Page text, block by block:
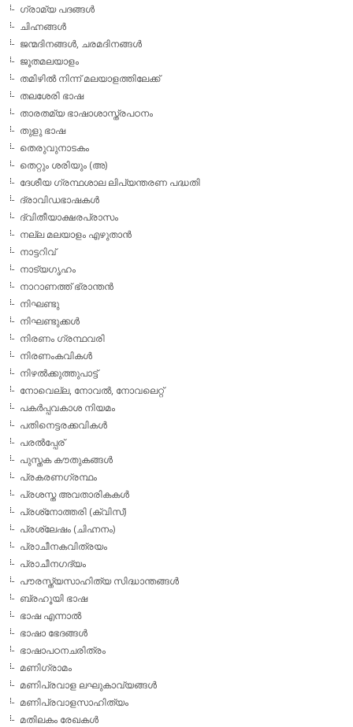
ഗ്രാമ്യ പദങ്ങള്‍
ചിഹ്നങ്ങള്‍
ജന്മദിനങ്ങള്‍, ചരമദിനങ്ങള്‍
ജൂതമലയാളം
തമിഴില്‍ നിന്ന് മലയാളത്തിലേക്ക്
തലശേരി ഭാഷ
താരതമ്യ ഭാഷാശാസ്ത്രപഠനം
തുളു ഭാഷ
തെരുവുനാടകം
തെറ്റും ശരിയും (അ)
ദേശീയ ഗ്രന്ഥശാല ലിപ്യന്തരണ പദ്ധതി
ദ്രാവിഡഭാഷകള്‍
ദ്വിതീയാക്ഷരപ്രാസം
നല്ല മലയാളം എഴുതാന്‍
നാട്ടറിവ്
നാട്യഗൃഹം
നാറാണത്ത് ഭ്രാന്തന്‍
നിഘണ്ടു
നിഘണ്ടുക്കള്‍
നിരണം ഗ്രന്ഥവരി
നിരണംകവികള്‍
നിഴല്‍ക്കുത്തുപാട്ട്
നോവെല്ല, നോവല്‍, നോവലെറ്റ്
പകര്‍പ്പവകാശ നിയമം
പതിനെട്ടരക്കവികള്‍
പരല്‍പ്പേര്
പുസ്തക കൗതുകങ്ങള്‍
പ്രകരണഗ്രന്ഥം
പ്രശസ്ത അവതാരികകള്‍
പ്രശ്‌നോത്തരി (ക്വിസ്)
പ്രശ്ലേഷം (ചിഹ്നനം)
പ്രാചീനകവിത്രയം
പ്രാചീനഗദ്യം
പൗരസ്ത്യസാഹിത്യ സിദ്ധാന്തങ്ങള്‍
ബ്രഹൂയി ഭാഷ
ഭാഷ എന്നാല്‍
ഭാഷാ ഭേദങ്ങള്‍
ഭാഷാപഠനചരിത്രം
മണിഗ്രാമം
മണിപ്രവാള ലഘുകാവ്യങ്ങള്‍
മണിപ്രവാളസാഹിത്യം
മതിലകം രേഖകള്‍